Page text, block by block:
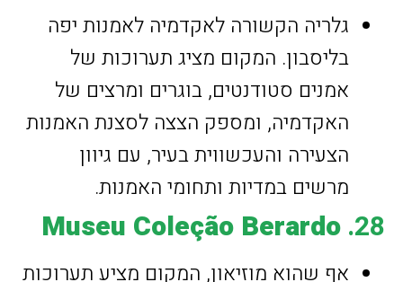
גלריה הקשורה לאקדמיה לאמנות יפה
בליסבון. המקום מציג תערוכות של
אמנים סטודנטים, בוגרים ומרצים של
האקדמיה, ומספק הצצה לסצנת האמנות
הצעירה והעכשווית בעיר, עם גיוון
מרשים במדיות ותחומי האמנות.
28.
Museu Coleção Berardo
אף שהוא מוזיאון, המקום מציע תערוכות